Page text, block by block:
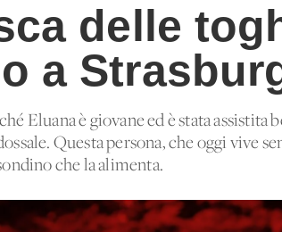
delle
a
Eluana è giovane ed è stata assistita
Questa persona, che oggi vive
che la alimenta.